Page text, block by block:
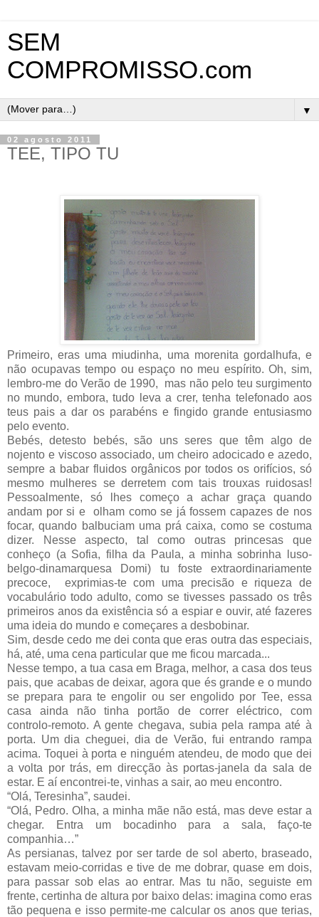
SEM
COMPROMISSO.com
▼
02 agosto 2011
TEE, TIPO TU
Primeiro, eras uma miudinha, uma morenita gordalhufa, e
não ocupavas tempo ou espaço no meu espírito. Oh, sim,
lembro-me do Verão de 1990, mas não pelo teu surgimento
no mundo, embora, tudo leva a crer, tenha telefonado aos
teus pais a dar os parabéns e fingido grande entusiasmo
pelo evento.
Bebés, detesto bebés, são uns seres que têm algo de
nojento e viscoso associado, um cheiro adocicado e azedo,
sempre a babar fluidos orgânicos por todos os orifícios, só
mesmo mulheres se derretem com tais trouxas ruidosas!
Pessoalmente, só lhes começo a achar graça quando
andam por si e olham como se já fossem capazes de nos
focar, quando balbuciam uma prá caixa, como se costuma
dizer. Nesse aspecto, tal como outras princesas que
conheço (a Sofia, filha da Paula, a minha sobrinha luso-
belgo-dinamarquesa Domi) tu foste extraordinariamente
precoce, exprimias-te com uma precisão e riqueza de
vocabulário todo adulto, como se tivesses passado os três
primeiros anos da existência só a espiar e ouvir, até fazeres
uma ideia do mundo e começares a desbobinar.
Sim, desde cedo me dei conta que eras outra das especiais,
há, até, uma cena particular que me ficou marcada...
Nesse tempo, a tua casa em Braga, melhor, a casa dos teus
pais, que acabas de deixar, agora que és grande e o mundo
se prepara para te engolir ou ser engolido por Tee, essa
casa ainda não tinha portão de correr eléctrico, com
controlo-remoto. A gente chegava, subia pela rampa até à
porta. Um dia cheguei, dia de Verão, fui entrando rampa
acima. Toquei à porta e ninguém atendeu, de modo que dei
a volta por trás, em direcção às portas-janela da sala de
estar. E aí encontrei-te, vinhas a sair, ao meu encontro.
“Olá, Teresinha”, saudei.
“Olá, Pedro. Olha, a minha mãe não está, mas deve estar a
chegar. Entra um bocadinho para a sala, faço-te
companhia…”
As persianas, talvez por ser tarde de sol aberto, braseado,
estavam meio-corridas e tive de me dobrar, quase em dois,
para passar sob elas ao entrar. Mas tu não, seguiste em
frente, certinha de altura por baixo delas: imagina como eras
tão pequena e isso permite-me calcular os anos que terias,